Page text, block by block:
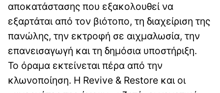
αποκατάστασης που εξακολουθεί να
εξαρτάται από τον βιότοπο, τη διαχείριση της
πανώλης, την εκτροφή σε αιχμαλωσία, την
επανεισαγωγή και τη δημόσια υποστήριξη.
Το όραμα εκτείνεται πέρα από την
κλωνοποίηση. Η Revive & Restore και οι